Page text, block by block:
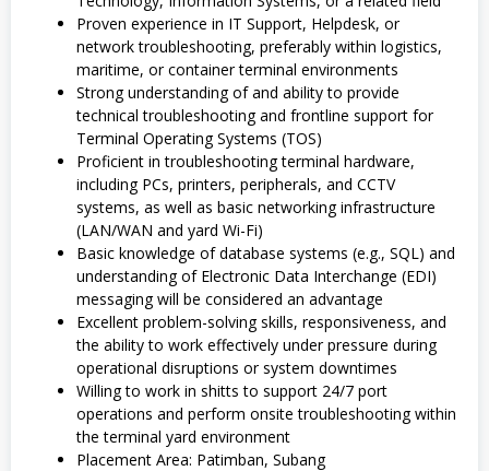
Proven experience in IT Support, Helpdesk, or
network troubleshooting, preferably within logistics,
maritime, or container terminal environments
Strong understanding of and ability to provide
technical troubleshooting and frontline support for
Terminal Operating Systems (TOS)
Proficient in troubleshooting terminal hardware,
including PCs, printers, peripherals, and CCTV
systems, as well as basic networking infrastructure
(LAN/WAN and yard Wi-Fi)
Basic knowledge of database systems (e.g., SQL) and
understanding of Electronic Data Interchange (EDI)
messaging will be considered an advantage
Excellent problem-solving skills, responsiveness, and
the ability to work effectively under pressure during
operational disruptions or system downtimes
Willing to work in shitts to support 24/7 port
operations and perform onsite troubleshooting within
the terminal yard environment
Placement Area: Patimban, Subang